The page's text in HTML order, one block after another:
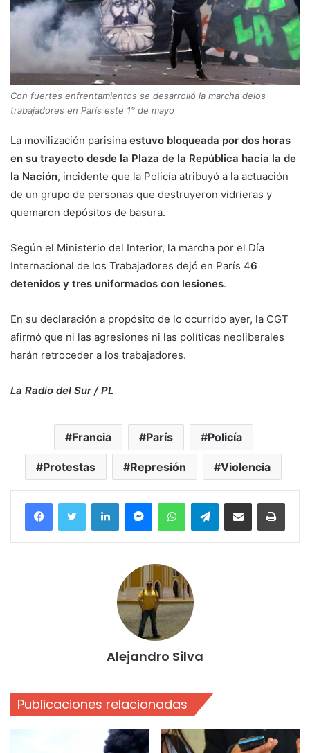
Con fuertes enfrentamientos se desarrolló la marcha delos
trabajadores en París este 1° de mayo
La movilización parisina estuvo bloqueada por dos horas
en su trayecto desde la Plaza de la República hacia la de
la Nación, incidente que la Policía atribuyó a la actuación
de un grupo de personas que destruyeron vidrieras y
quemaron depósitos de basura.
Según el Ministerio del Interior, la marcha por el Día
Internacional de los Trabajadores dejó en París 46
detenidos y tres uniformados con lesiones.
En su declaración a propósito de lo ocurrido ayer, la CGT
afirmó que ni las agresiones ni las políticas neoliberales
harán retroceder a los trabajadores.
La Radio del Sur / PL
Francia París Policía
Protestas Represión Violencia
FacebookTwitter LinkedInMessengerWhatsAppTelegramCompartir por correo electrónico
Alejandro Silva
Publicaciones relacionadas